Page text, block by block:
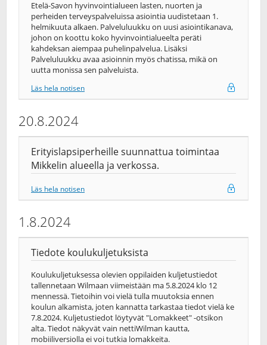
Etelä-Savon hyvinvointialueen lasten, nuorten ja
perheiden terveyspalveluissa asiointia uudistetaan 1.
helmikuuta alkaen. Palveluluukku on uusi asiointikanava,
johon on koottu koko hyvinvointialueelta peräti
kahdeksan aiempaa puhelinpalvelua. Lisäksi
Palveluluukku avaa asioinnin myös chatissa, mikä on
uutta monissa sen palveluista.
Läs hela notisen
20.8.2024
Erityislapsiperheille suunnattua toimintaa
Mikkelin alueella ja verkossa.
Läs hela notisen
1.8.2024
Tiedote koulukuljetuksista
Koulukuljetuksessa olevien oppilaiden kuljetustiedot
tallennetaan Wilmaan viimeistään ma 5.8.2024 klo 12
mennessä. Tietoihin voi vielä tulla muutoksia ennen
koulun alkamista, joten kannatta tarkastaa tiedot vielä ke
7.8.2024. Kuljetustiedot löytyvät "Lomakkeet" -otsikon
alta. Tiedot näkyvät vain nettiWilman kautta,
mobiiliversiolla ei voi tutkia lomakkeita.